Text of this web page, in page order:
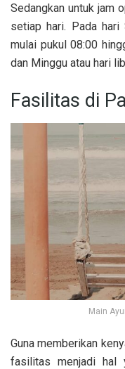
Sedangkan untuk jam
setiap hari. Pada
mulai pukul 08:00
dan Minggu atau hari
Fasilitas di
Main
Guna memberikan
fasilitas menjadi hal